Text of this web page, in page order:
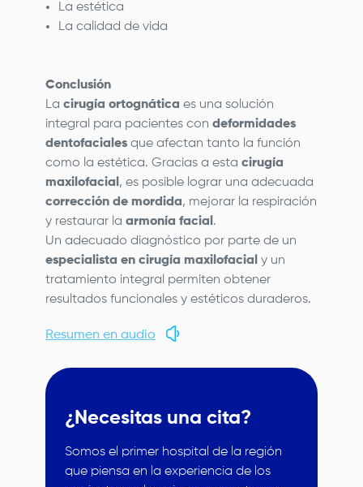
La estética
La calidad de vida
Conclusión
La cirugía ortognática es una solución
integral para pacientes con deformidades
dentofaciales que afectan tanto la función
como la estética. Gracias a esta cirugía
maxilofacial , es posible lograr una adecuada
corrección de mordida, mejorar la respiración
y restaurar la armonía facial .
Un adecuado diagnóstico por parte de un
especialista en cirugía maxilofacial y un
tratamiento integral permiten obtener
resultados funcionales y estéticos duraderos.
Resumen en audio
¿Necesitas una cita?
Somos el primer hospital de la región
que piensa en la experiencia de los